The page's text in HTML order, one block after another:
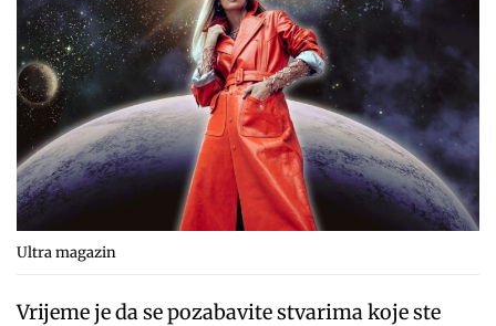
Ultra magazin
Vrijeme je da se pozabavite stvarima koje ste